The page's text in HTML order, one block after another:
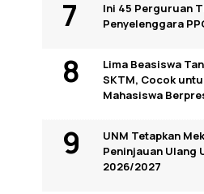
Ini 45 Perguruan
Penyelenggara
Lima Beasiswa
SKTM, Cocok
Mahasiswa
UNM Tetapkan
Peninjauan Ulang
2026/2027